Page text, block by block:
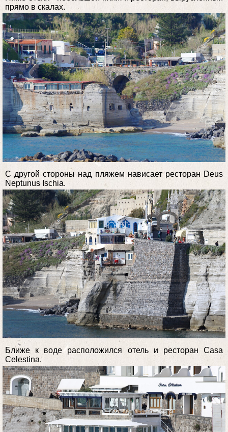
прямо в скалах.
С другой стороны над пляжем нависает ресторан Deus
Neptunus Ischia.
Ближе к воде расположился отель и ресторан Casa
Celestina.